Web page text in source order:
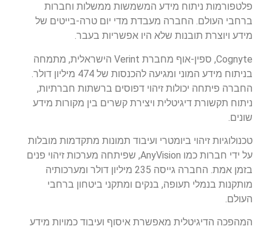
פלטפורמות ניתוח מידע המשמשות ממשלות וחברות
ברחבי העולם. החברה מעבדת מדי יום טרה-בייטים של
מידע ויוצרת תובנות שלא היו אפשריות בעבר.
Cognyte, ספין-אוף מחברת Verint הישראלית, מתמחה
בניתוח מידע המוני ומגיעה להכנסות של 474 מיליון דולר.
החברה פיתחה יכולות זיהוי דפוסים ברשתות חברתיות,
ניתוח תקשורת דיגיטלית ויצירת קשרים בין מקורות מידע
שונים.
טכנולוגיות זיהוי ביומטרי ועיבוד תמונות מתקדמות מובלות
על ידי חברות כמו AnyVision, שפיתחה מערכות זיהוי פנים
בזמן אמת. החברה גייסה 235 מיליון דולר ומערכותיה
מותקנות בנמלי תעופה, בנקים ומתקני ביטחון ברחבי
העולם.
המהפכה הדיגיטלית מאפשרת איסוף ועיבוד כמויות מידע